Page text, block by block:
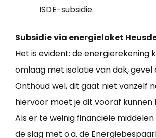
ISDE-subsidie.
Subsidie via energieloket
Het is evident: de energierekening
omlaag met isolatie van dak, gevel
Onthoud wel, dit gaat niet vanzelf
hiervoor moet je dit vooraf kunnen
Als er te weinig financiële middelen
de slag met o.a. de